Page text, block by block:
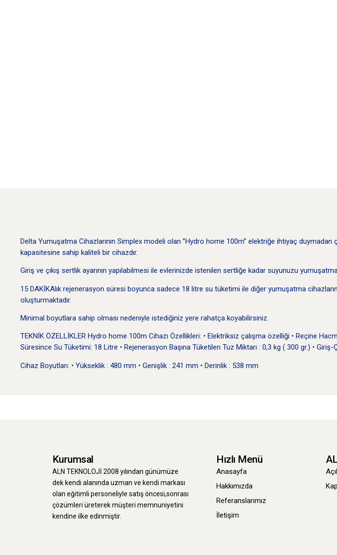
Delta Yumuşatma Cihazlarının Simplex modeli olan ”Hydro home 100m” elektriğe ihtiyaç
kapasitesine sahip kaliteli bir cihazdır.
Giriş ve çıkış sertlik ayarının yapılabilmesi ile evlerinizde istenilen sertliğe kadar suyunuzu
15 DAKİKAlık rejenerasyon süresi boyunca sadece 18 litre su tüketimi ile diğer yumuşatma
oluşturmaktadır.
Minimal boyutlara sahip olması nedeniyle istediğiniz yere rahatça koyabilirsiniz.
TEKNİK ÖZELLİKLER Hydro home 100m Cihazı Özellikleri: • Elektriksiz çalışma özelliği • Reçine
Süresince Su Tüketimi: 18 Litre • Rejenerasyon Başına Tüketilen Tuz Miktarı : 0,3 kg ( 300 gr.) • Giriş-
Cihaz Boyutları: • Yükseklik : 480 mm • Genişlik : 241 mm • Derinlik : 538 mm
Kurumsal
ALN TEKNOLOJİ 2008 yılından günümüze
dek kendi alanında uzman ve kendi markası
olan eğitimli personeliyle satış öncesi,sonrası
çözümleri üreterek müşteri memnuniyetini
kendine ilke edinmiştir.
Hızlı Menü
Anasayfa
Hakkımızda
Referanslarımız
İletişim